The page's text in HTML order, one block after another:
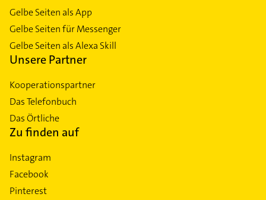
Gelbe Seiten als App
Gelbe Seiten für Messenger
Gelbe Seiten als Alexa Skill
Unsere Partner
Kooperationspartner
Das Telefonbuch
Das Örtliche
Zu finden auf
Instagram
Facebook
Pinterest